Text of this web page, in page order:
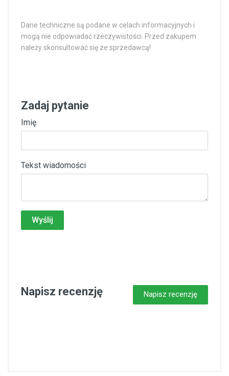
Dane techniczne są podane w celach informacyjnych i
mogą nie odpowiadać rzeczywistości. Przed zakupem
należy skonsultować się ze sprzedawcą!
Zadaj pytanie
Imię
Tekst wiadomości
Wyślij
Napisz recenzję Napisz recenzję